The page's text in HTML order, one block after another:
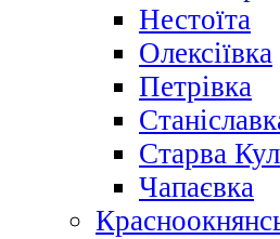
Нестоїта
Олексіївка
Петрівка
Старва
Чапаєвка